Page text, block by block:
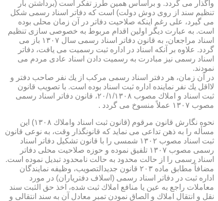
واگذار می گردد. و براساس همین طرز تفكر است (برداشتن بار
تنظیم سند از روی دوش دولت) است كه دفاتر اسناد رسمی شكل
می گیرد، علی رغم اینكه صلاحیت دفاتر در آن زمان محلی بوده
است. به عبارت دیگر اولین اقدام مربوط به خصوصی سازی تنظیم
اسناد مراجعان، به قانون دفاتر اسناد رسمی سال ۱۳۰۷ باز می
گردد. علاوه بر آنكه اسناد در اداره ثبت رسمیت می یافت، دفاتر
اسناد رسمی نیز مبادرت به رسمیت دادن اسناد عادی مردم می
نمودند.
در آن زمان، هر دفتر اسناد رسمی مركب از یك نفر صاحب دفتر و
لااقل یك نفر نماینده اداره ثبت اسناد بوده است. با تصویب قانون
ثبت اسناد و املاك مصوب ۲۰/۱/۱۳۰۸، قانون دفاتر اسناد رسمی
مصوب ۱۳۰۷ عملاً منسوخ می گردد .
نحوه نگارش قانون مرقوم (قانون ثبت اسناد واملاك ۱۳۰۸) این
مسأله را به ذهن تداعی می نماید كه قانونگذار وقت، به نوعی قانون
ثبت اسناد مصوب ۱۳۰۲ شمسی را با قانون تشكیل دفاتر اسناد
رسمی مصوب ۱۳۰۷ تلفیق نموده و حوزه صلاحیت محلی دفاتر
اسناد رسمی را از حالت محدود به حالت نامحدود تبدیل نموده است.
مضافاً مطابق ماده ۲۰۳ قانون جدیدالتصویب، وظیفه نمایندگان
اداره ثبت در دفاتر اسناد رسمی (اسلاف دفتریاران) در مورد
معاملات راجع به عین یا منافع املاك ثبت شده، اخذ حق الثبت سند
نقل و انتقال املاك و الصاق نمودن تمبر معادل آن به سند انتقالی و